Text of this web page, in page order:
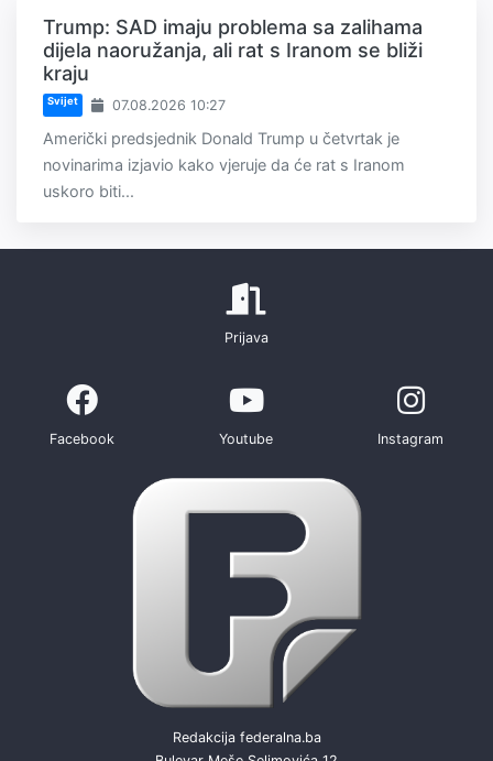
Trump: SAD imaju problema sa zalihama
dijela naoružanja, ali rat s Iranom se bliži
kraju
Svijet 07.08.2026 10:27
Američki predsjednik Donald Trump u četvrtak je
novinarima izjavio kako vjeruje da će rat s Iranom
uskoro biti...
Prijava
Facebook Youtube Instagram
Redakcija federalna.ba